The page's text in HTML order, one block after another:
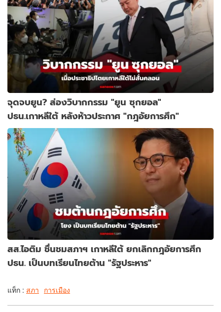
จุดจบยูน? ส่องวิบากกรรม "ยูน ซุกยอล"
ปธน.เกาหลีใต้ หลังห้าวประกาศ "กฎอัยการศึก"
สส.ไอติม ชื่นชมสภาฯ เกาหลีใต้ ยกเลิกกฎอัยการศึก
ปธน. เป็นบทเรียนไทยต้าน "รัฐประหาร"
แท็ก : สภา การเมือง